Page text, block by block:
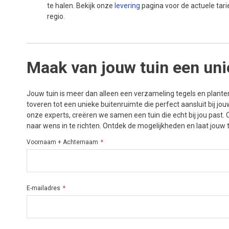
te halen. Bekijk onze levering pagina voor de actuele
regio.
Maak van jouw tuin een
Jouw tuin is meer dan alleen een verzameling tegels en
toveren tot een unieke buitenruimte die perfect aansluit bij
onze experts, creëren we samen een tuin die echt bij jou
naar wens in te richten. Ontdek de mogelijkheden en laat
Voornaam + Achternaam
E-mailadres